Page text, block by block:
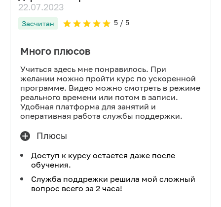
22.07.2023
Засчитан 5/ 5
Много плюсов
Учиться здесь мне понравилось. При
желании можно пройти курс по ускоренной
программе. Видео можно смотреть в режиме
реального времени или потом в записи.
Удобная платформа для занятий и
оперативная работа службы поддержки.
Плюсы
Доступ к курсу остается даже после
обучения.
Служба поддрежки решила мой сложный
вопрос всего за 2 часа!